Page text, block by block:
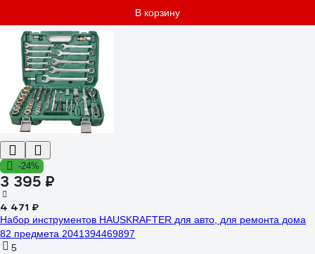
В корзину
-24%
3 395 ₽
4 471 ₽
Набор инструментов HAUSKRAFTER для авто, для ремонта дома
82 предмета 2041394469897
5